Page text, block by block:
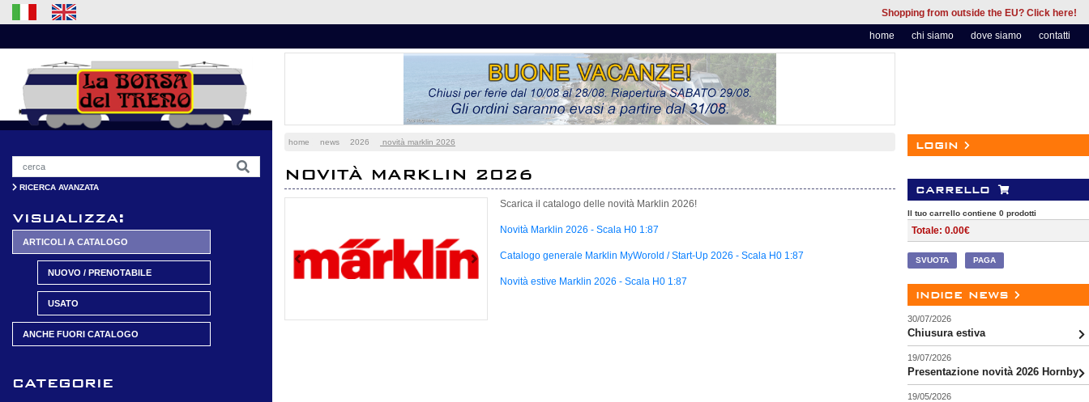
Shopping from outside the EU? Click here!
home
chi siamo dove siamo contatti
RICERCA AVANZATA
visualizza:
ARTICOLI A CATALOGO
NUOVO / PRENOTABILE
USATO
ANCHE FUORI CATALOGO
categorie
home news 2026 novità marklin 2026
NOVITÀ MARKLIN 2026
Previous Next
Scarica il catalogo delle novità Marklin 2026!
Novità Marklin 2026 - Scala H0 1:87
Catalogo generale Marklin MyWorold / Start-Up 2026 - Scala H0 1:87
Novità estive Marklin 2026 - Scala H0 1:87
login
carrello
Il tuo carrello contiene 0 prodotti
Totale: 0.00€
SVUOTA PAGA
indice news
30/07/2026
Chiusura estiva
19/07/2026
Presentazione novità 2026 Hornby
19/05/2026